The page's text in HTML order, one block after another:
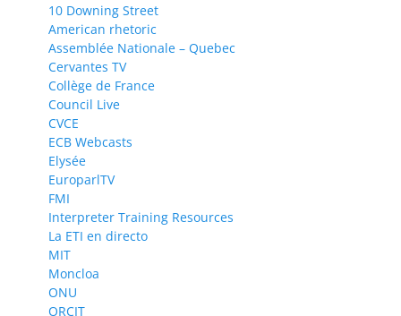
10 Downing Street
American rhetoric
Assemblée Nationale – Quebec
Cervantes TV
Collège de France
Council Live
CVCE
ECB Webcasts
Elysée
EuroparlTV
FMI
Interpreter Training Resources
La ETI en directo
MIT
Moncloa
ONU
ORCIT